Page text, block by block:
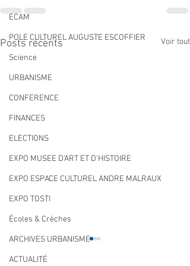
ECAM
POLE CULTUREL AUGUSTE ESCOFFIER
Science
URBANISME
CONFERENCE
FINANCES
ELECTIONS
EXPO MUSEE D'ART ET D'HISTOIRE
EXPO ESPACE CULTUREL ANDRE MALRAUX
EXPO TOSTI
Écoles & Crèches
ARCHIVES URBANISME
ACTUALITÉ
Posts récents Voir tout